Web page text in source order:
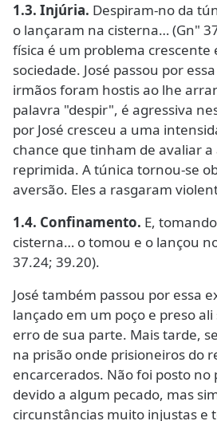
1.3. Injúria. Despiram-no da
o lançaram na cisterna… (Gn"
física é um problema crescente
sociedade. José passou por
irmãos foram hostis ao lhe
palavra "despir", é agressiva
por José cresceu a uma
chance que tinham de avaliar
reprimida. A túnica tornou-se
aversão. Eles a rasgaram
1.4. Confinamento. E,
cisterna… o tomou e o lançou
37.24; 39.20).
José também passou por essa
lançado em um poço e preso
erro de sua parte. Mais tarde,
na prisão onde prisioneiros do
encarcerados. Não foi posto no
devido a algum pecado, mas
circunstâncias muito injustas e